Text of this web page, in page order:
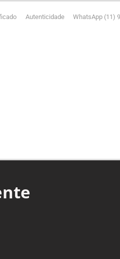
Autenticidade WhatsApp (11)